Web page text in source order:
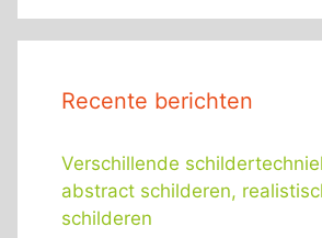
Recente berichten
Verschillende
abstract schilderen,
schilderen